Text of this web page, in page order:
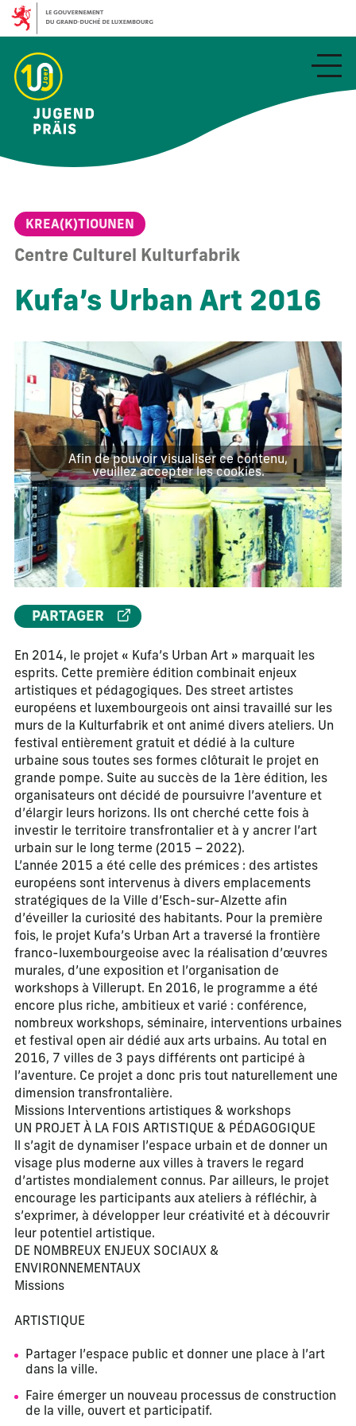
KREA(K)TIOUNEN
Centre Culturel Kulturfabrik
Kufa’s Urban Art 2016
Afin de pouvoir visualiser ce contenu,
veuillez accepter les cookies.
En 2014, le projet « Kufa’s Urban Art » marquait les
esprits. Cette première édition combinait enjeux
artistiques et pédagogiques. Des street artistes
européens et luxembourgeois ont ainsi travaillé sur les
murs de la Kulturfabrik et ont animé divers ateliers. Un
festival entièrement gratuit et dédié à la culture
urbaine sous toutes ses formes clôturait le projet en
grande pompe. Suite au succès de la 1ère édition, les
organisateurs ont décidé de poursuivre l’aventure et
d’élargir leurs horizons. Ils ont cherché cette fois à
investir le territoire transfrontalier et à y ancrer l’art
urbain sur le long terme (2015 – 2022).
L’année 2015 a été celle des prémices : des artistes
européens sont intervenus à divers emplacements
stratégiques de la Ville d’Esch-sur-Alzette afin
d’éveiller la curiosité des habitants. Pour la première
fois, le projet Kufa’s Urban Art a traversé la frontière
franco-luxembourgeoise avec la réalisation d’œuvres
murales, d’une exposition et l’organisation de
workshops à Villerupt. En 2016, le programme a été
encore plus riche, ambitieux et varié : conférence,
nombreux workshops, séminaire, interventions urbaines
et festival open air dédié aux arts urbains. Au total en
2016, 7 villes de 3 pays différents ont participé à
l’aventure. Ce projet a donc pris tout naturellement une
dimension transfrontalière.
Missions Interventions artistiques & workshops
UN PROJET À LA FOIS ARTISTIQUE & PÉDAGOGIQUE
ll s’agit de dynamiser l’espace urbain et de donner un
visage plus moderne aux villes à travers le regard
d’artistes mondialement connus. Par ailleurs, le projet
encourage les participants aux ateliers à réfléchir, à
s’exprimer, à développer leur créativité et à découvrir
leur potentiel artistique.
DE NOMBREUX ENJEUX SOCIAUX &
ENVIRONNEMENTAUX
Missions
ARTISTIQUE
Partager l’espace public et donner une place à l’art
dans la ville.
Faire émerger un nouveau processus de construction
de la ville, ouvert et participatif.
PARTAGER